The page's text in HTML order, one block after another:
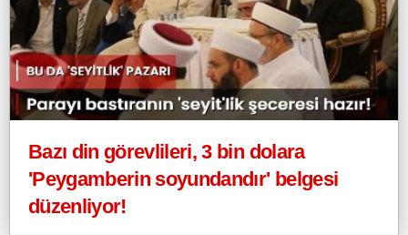
Bazı din görevlileri, 3 bin dolara
'Peygamberin soyundandır' belgesi
düzenliyor!